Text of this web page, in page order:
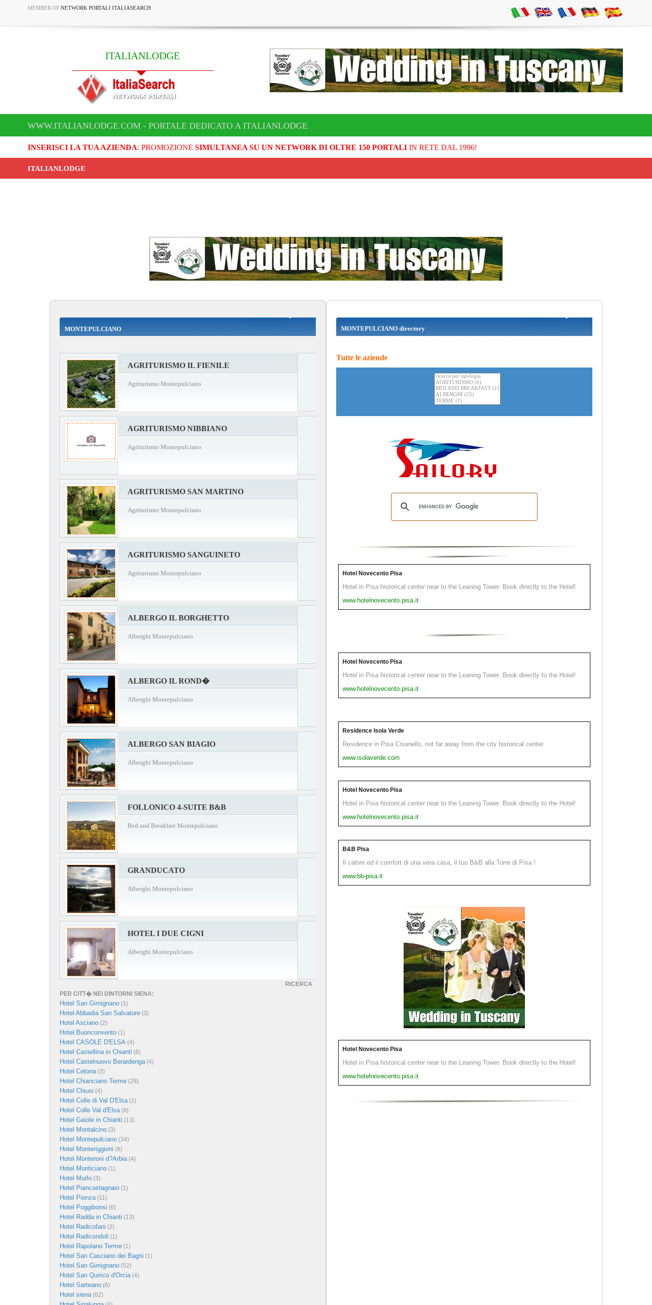
MEMBER OF NETWORK PORTALI ITALIASEARCH
ITALIANLODGE
WWW.ITALIANLODGE.COM - PORTALE DEDICATO A ITALIANLODGE
INSERISCI LA TUA AZIENDA: PROMOZIONE SIMULTANEA SU UN NETWORK DI OLTRE 150 PORTALIIN RETE DAL 1996!
ITALIANLODGE
MONTEPULCIANO
AGRITURISMO IL FIENILE
Agriturismo Montepulciano
AGRITURISMO NIBBIANO
Agriturismo Montepulciano
AGRITURISMO SAN MARTINO
Agriturismo Montepulciano
AGRITURISMO SANGUINETO
Agriturismo Montepulciano
ALBERGO IL BORGHETTO
Alberghi Montepulciano
ALBERGO IL ROND�
Alberghi Montepulciano
ALBERGO SAN BIAGIO
Alberghi Montepulciano
FOLLONICO 4-SUITE B&B
Bed and Breakfast Montepulciano
GRANDUCATO
Alberghi Montepulciano
HOTEL I DUE CIGNI
Alberghi Montepulciano
RICERCA
PER CITT� NEI DINTORNI SIENA:
Hotel San Gimignano (1)
Hotel Abbadia San Salvatore (3)
Hotel Asciano (2)
Hotel Buonconvento (1)
Hotel CASOLE D'ELSA (4)
Hotel Castellina in Chianti (8)
Hotel Castelnuovo Berardenga(4)
Hotel Cetona(3)
Hotel Chianciano Terme (28)
Hotel Chiusi (4)
Hotel Colle di Val D'Elsa(1)
Hotel Colle Val d'Elsa(8)
Hotel Gaiole in Chianti (13)
Hotel Montalcino (3)
Hotel Montepulciano (34)
Hotel Monteriggioni (8)
Hotel Monteroni d?Arbia(4)
Hotel Monticiano (1)
Hotel Murlo (3)
Hotel Piancastagnaio (1)
Hotel Pienza(11)
Hotel Poggibonsi (6)
Hotel Radda in Chianti (13)
Hotel Radicofani (2)
Hotel Radicondoli (1)
Hotel Rapolano Terme (1)
Hotel San Casciano dei Bagni (1)
Hotel San Gimignano (52)
Hotel San Quirico d'Orcia(4)
Hotel Sarteano (6)
Hotel siena(62)
MONTEPULCIANO directory
Tutte le aziende
Hotel Novecento Pisa
Hotel in Pisa historical center near to the Leaning Tower. Book directly to the Hotel!
www.hotelnovecento.pisa.it
Hotel Novecento Pisa
Hotel in Pisa historical center near to the Leaning Tower. Book directly to the Hotel!
www.hotelnovecento.pisa.it
Residence Isola Verde
Residence in Pisa Cisanello, not far away from the city historical center.
www.isolaverde.com
Hotel Novecento Pisa
Hotel in Pisa historical center near to the Leaning Tower. Book directly to the Hotel!
www.hotelnovecento.pisa.it
B&B Pisa
Il calore ed il comfort di una vera casa, il tuo B&B alla Torre di Pisa !
www.bb-pisa.it
Hotel Novecento Pisa
Hotel in Pisa historical center near to the Leaning Tower. Book directly to the Hotel!
www.hotelnovecento.pisa.it